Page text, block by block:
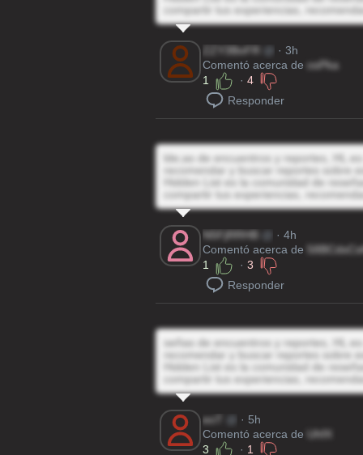
compartir tus experiencias,
ZZY3BoFR
· 3h
Comentó acerca de osPka
1
· 4
Responder
lde;as de encuentros y reportes, HL
recomendar y buscar reportes sobre
Hidden List es la comunidad de
compartir tus experiencias,
· 4h
Comentó acerca de
1
· 3
Responder
señas de encuentros y reportes, HL
recomendar y buscar reportes sobre
Hidden List es la comunidad de
compartir tus experiencias,
eoT
· 5h
Comentó acerca de
UhfX
3
· 1